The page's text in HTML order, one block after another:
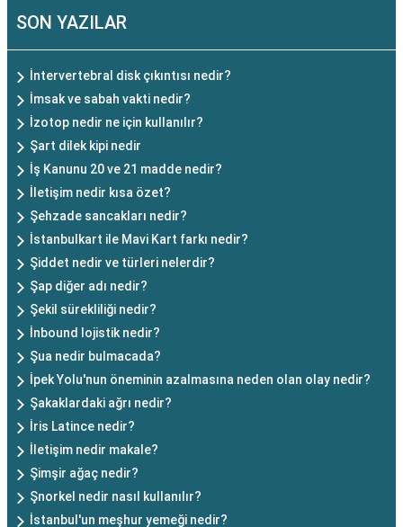
SON YAZILAR
İntervertebral disk çıkıntısı nedir?
İmsak ve sabah vakti nedir?
İzotop nedir ne için kullanılır?
Şart dilek kipi nedir
İş Kanunu 20 ve 21 madde nedir?
İletişim nedir kısa özet?
Şehzade sancakları nedir?
İstanbulkart ile Mavi Kart farkı nedir?
Şiddet nedir ve türleri nelerdir?
Şap diğer adı nedir?
Şekil sürekliliği nedir?
İnbound lojistik nedir?
Şua nedir bulmacada?
İpek Yolu'nun öneminin azalmasına neden olan olay nedir?
Şakaklardaki ağrı nedir?
İris Latince nedir?
İletişim nedir makale?
Şimşir ağaç nedir?
Şnorkel nedir nasıl kullanılır?
İstanbul'un meşhur yemeği nedir?